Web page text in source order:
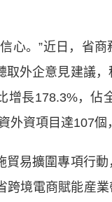
。”近日，省商
取外企意見建議
長178.3%，佔
資項目達107個
貿易擴圍專項行
境電商賦能産業